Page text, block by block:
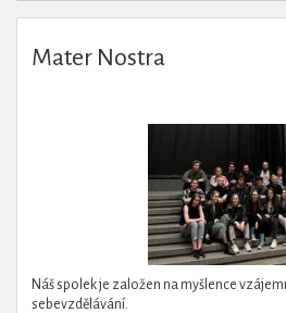
Mater Nostra
Náš spolek je založen na myšlence
sebevzdělávání.